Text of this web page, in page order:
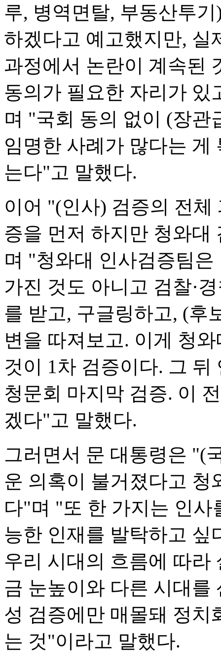
루, 병역면탈, 부동산투
하겠다고 예고했지만, 실
과정에서 논란이 계속된
동의가 필요한 자리가 있
며 "국회 동의 없이 (장관
임명한 사례가 많다는 게
는다"고 말했다.
이어 "(인사) 검증의 전
증을 먼저 하지만 청와
며 "청와대 인사검증팀
가진 것도 아니고 검찰·
를 받고, 구글링하고, (후
변을 따져보고. 이게 청
것이 1차 검증이다. 그
청문회 마지막 검증. 이
겠다"고 말했다.
그러면서 문 대통령은 "(
운 의혹이 불거졌다고 청
다"며 "또 한 가지는 인
능한 인재를 발탁하고 싶
우리 시대의 흐름에 따라
금 눈높이와 다른 시대를
성 검증에만 매몰돼 정치
는 것"이라고 말했다.